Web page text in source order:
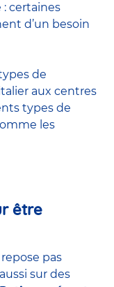
certaines
d’un besoin
de
aux centres
types de
les
être
pas
sur des